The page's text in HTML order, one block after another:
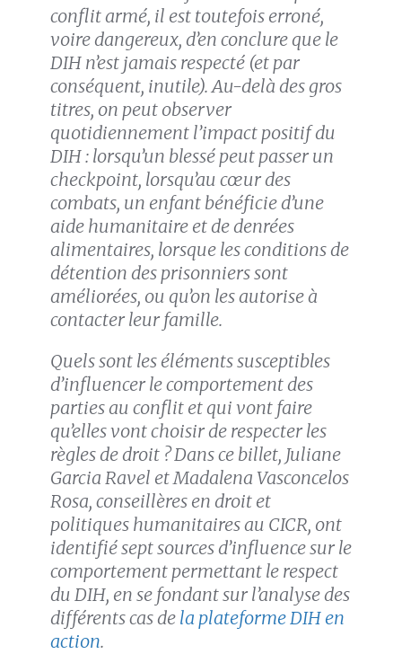
conflit armé, il est toutefois erroné,
voire dangereux, d’en conclure que le
DIH n’est jamais respecté (et par
conséquent, inutile). Au-delà des gros
titres, on peut observer
quotidiennement l’impact positif du
DIH : lorsqu’un blessé peut passer un
checkpoint, lorsqu’au cœur des
combats, un enfant bénéficie d’une
aide humanitaire et de denrées
alimentaires, lorsque les conditions de
détention des prisonniers sont
améliorées, ou qu’on les autorise à
contacter leur famille.
Quels sont les éléments susceptibles
d’influencer le comportement des
parties au conflit et qui vont faire
qu’elles vont choisir de respecter les
règles de droit ? Dans ce billet, Juliane
Garcia Ravel et Madalena Vasconcelos
Rosa, conseillères en droit et
politiques humanitaires au CICR, ont
identifié sept sources d’influence sur le
comportement permettant le respect
du DIH, en se fondant sur l’analyse des
différents cas de la plateforme DIH en
action.